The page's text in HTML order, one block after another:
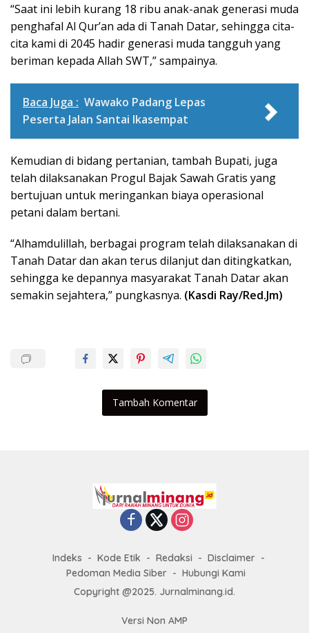
“Saat ini lebih kurang 18 ribu anak-anak generasi muda
penghafal Al Qur’an ada di Tanah Datar, sehingga cita-
cita kami di 2045 hadir generasi muda tangguh yang
beriman kepada Allah SWT,” sampainya.
Baca Juga : Wawako Padang Lepas
Peserta Jalan Santai Ikasempat
Kemudian di bidang pertanian, tambah Bupati, juga
telah dilaksanakan Progul Bajak Sawah Gratis yang
bertujuan untuk meringankan biaya operasional
petani dalam bertani.
“Alhamdulillah, berbagai program telah dilaksanakan di
Tanah Datar dan akan terus dilanjut dan ditingkatkan,
sehingga ke depannya masyarakat Tanah Datar akan
semakin sejahtera,” pungkasnya. (Kasdi Ray/Red.Jm)
Tambah Komentar
Indeks Kode Etik Redaksi
Disclaimer
Pedoman Media Siber
Hubungi Kami
Copyright @2025. Jurnalminang.id.
Versi Non AMP